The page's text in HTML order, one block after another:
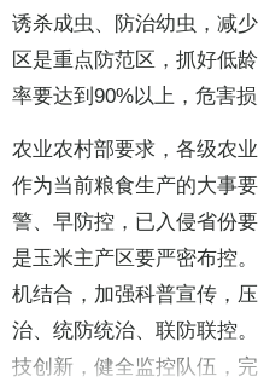
诱杀成虫、防治幼虫，减
区是重点防范区，抓好低
率要达到90%以上，危害损
农业农村部要求，各级农
作为当前粮食生产的大事
警、早防控，已入侵省份
是玉米主产区要严密布控
机结合，加强科普宣传，
治、统防统治、联防联控
技创新，健全监控队伍，